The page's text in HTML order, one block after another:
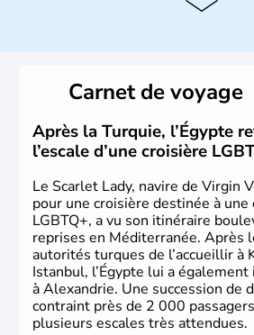
Histoire et administration
passé sont connues pour
technologies très en avance sur le
avoir été occupée par divers
les grecs, cette république
sous la domination arabe au VIIème
langue officielle.
Carnet de voyage
Après la Turquie, l’Égypte
l’escale d’une croisière
Le Scarlet Lady, navire de Virgin
pour une croisière destinée à
LGBTQ+, a vu son itinéraire
reprises en Méditerranée. Après
autorités turques de l’accueillir à
Istanbul, l’Égypte lui a
à Alexandrie. Une succession de
contraint près de 2 000
plusieurs escales très attendues.